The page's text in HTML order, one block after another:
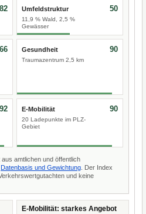
82 Umfeldstruktur
11,9 % Wald, 2,5 %
Gewässer
50
66 Gesundheit
Traumazentrum 2,5 km
90
92 E-Mobilität
20 Ladepunkte im PLZ-
Gebiet
90
amtlichen und öffentlich
Datenbasis und Gewichtung . Der Index
und keine
E-Mobilität: starkes Angebot